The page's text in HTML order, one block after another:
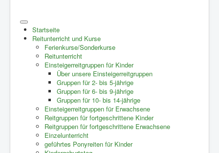
Startseite
Reitunterricht und Kurse
Ferienkurse/Sonderkurse
Reitunterricht
Einsteigerreitgruppen für Kinder
Über unsere Einsteigerreitgruppen
Gruppen für 2- bis 5-jährige
Gruppen für 6- bis 9-jährige
Gruppen für 10- bis 14-jährige
Einsteigerreitgruppen für Erwachsene
Reitgruppen für fortgeschrittene Kinder
Reitgruppen für fortgeschrittene Erwachsene
Einzelunterricht
geführtes Ponyreiten für Kinder